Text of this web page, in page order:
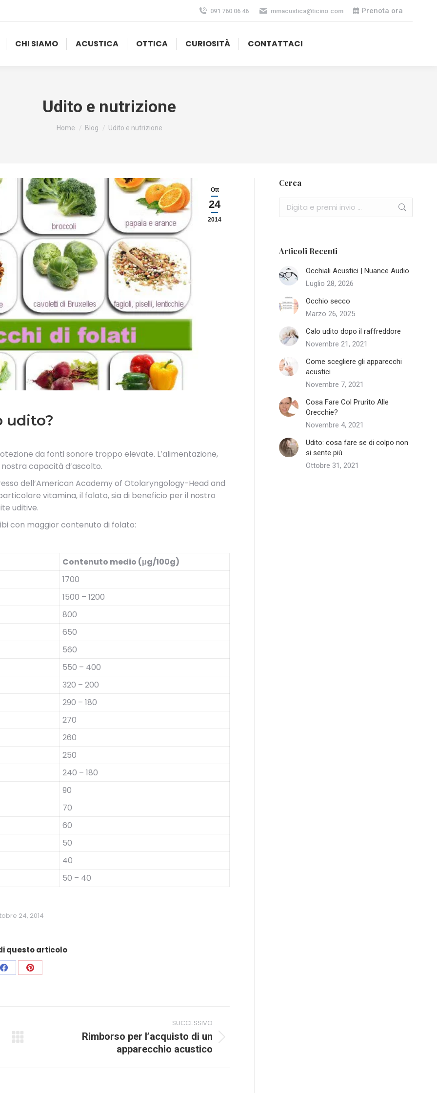
091 760 06 46 mmacustica@ticino.com Prenota ora
CHI SIAMO ACUSTICA OTTICA CURIOSITÀ CONTATTACI
Udito e nutrizione
Tu sei qui:
Home Blog Udito e nutrizione
Ott
24
2014
udito?
da fonti sonore troppo elevate. L’alimentazione,
capacità d’ascolto.
dell’American Academy of Otolaryngology-Head and
vitamina, il folato, sia di beneficio per il nostro
uditive.
con maggior contenuto di folato:
Contenuto medio (μg/100g)
1700
1500 – 1200
800
650
560
550 – 400
320 – 200
290 – 180
270
260
250
240 – 180
90
70
60
50
40
50 – 40
24, 2014
questo articolo
CondividiCondividi
SUCCESSIVO
Rimborso per l’acquisto di un
apparecchio acustico
Cerca
Articoli Recenti
Occhiali Acustici | Nuance Audio
Luglio 28, 2026
Occhio secco
Marzo 26, 2025
Calo udito dopo il raffreddore
Novembre 21, 2021
Come scegliere gli apparecchi
acustici
Novembre 7, 2021
Cosa Fare Col Prurito Alle
Orecchie?
Novembre 4, 2021
Udito: cosa fare se di colpo non
si sente più
Ottobre 31, 2021